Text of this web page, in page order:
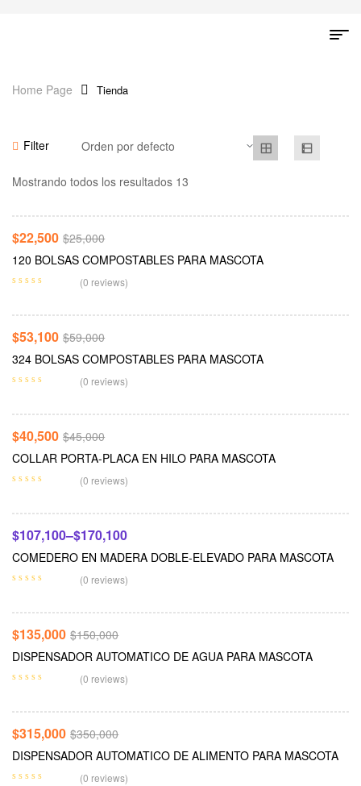
Home Page Tienda
Filter
Mostrando todos los resultados 13
-10%
Añadir Al Carrito
$25,000
$22,500
120 BOLSAS COMPOSTABLES PARA MASCOTA
(0 reviews)
-10% $59,000
$53,100
324 BOLSAS COMPOSTABLES PARA MASCOTA
(0 reviews)
-10% $45,000
$40,500
COLLAR PORTA-PLACA EN HILO PARA MASCOTA
(0 reviews)
-10%
$107,100–$170,100
COMEDERO EN MADERA DOBLE-ELEVADO PARA MASCOTA
(0 reviews)
-10% $150,000
$135,000
DISPENSADOR AUTOMATICO DE AGUA PARA MASCOTA
(0 reviews)
-10% $350,000
$315,000
DISPENSADOR AUTOMATICO DE ALIMENTO PARA MASCOTA
(0 reviews)